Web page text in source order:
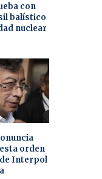
con
balístico
nuclear
orden
Interpol